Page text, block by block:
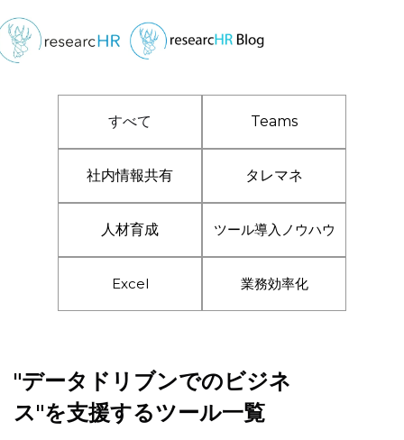
すべて Teams
社内情報共有 タレマネ
人材育成 ツール導入ノウハウ
Excel 業務効率化
"データドリブンでのビジネ
ス"を支援するツール一覧